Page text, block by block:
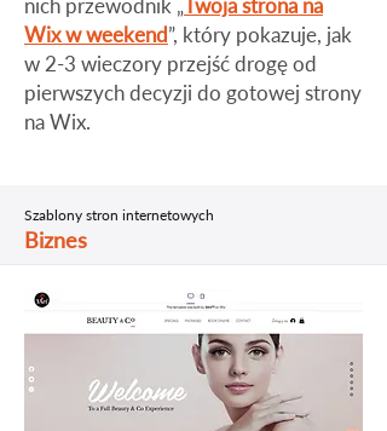
nich przewodnik „Twoja strona na
Wix w weekend”, który pokazuje, jak
w 2-3 wieczory przejść drogę od
pierwszych decyzji do gotowej strony
na Wix.
Szablony stron internetowych
Biznes